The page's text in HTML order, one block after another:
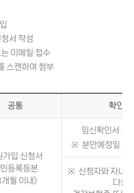
서 작성
이메일 접수
스캔하여 첨부
공통 확인
가입 신청서
등록등본
월 이내)
임신확인서 또
분만예정일 표
신청자와 자녀
다를